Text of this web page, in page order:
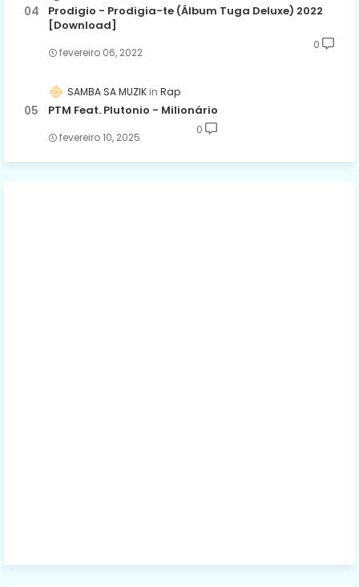
Prodigio - Prodigia-te (Álbum Tuga Deluxe) 2022
[Download]
fevereiro 06, 2022
0
SAMBA SA MUZIK Rap
PTM Feat. Plutonio - Milionário
fevereiro 10, 2025
0